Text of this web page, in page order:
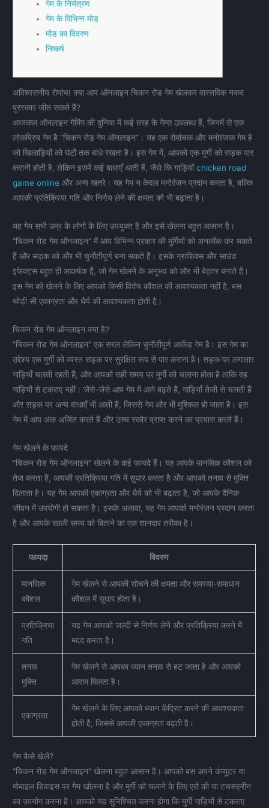
गेम के नियंत्रण
गेम के विभिन्न मोड
मोड का विवरण
निष्कर्ष
अविश्वसनीय रोमांच! क्या आप ऑनलाइन चिकन रोड गेम खेलकर वास्तविक नकद
पुरस्कार जीत सकते हैं?
आजकल ऑनलाइन गेमिंग की दुनिया में कई तरह के गेम्स उपलब्ध हैं, जिनमें से एक
लोकप्रिय गेम है “चिकन रोड गेम ऑनलाइन”। यह एक रोमांचक और मनोरंजक गेम है
जो खिलाड़ियों को घंटों तक बांधे रखता है। इस गेम में, आपको एक मुर्गी को सड़क पार
करानी होती है, लेकिन इसमें कई बाधाएँ आती हैं, जैसे कि गाड़ियाँchicken road
game online और अन्य खतरे। यह गेम न केवल मनोरंजन प्रदान करता है, बल्कि
आपकी प्रतिक्रिया गति और निर्णय लेने की क्षमता को भी बढ़ाता है।
यह गेम सभी उम्र के लोगों के लिए उपयुक्त है और इसे खेलना बहुत आसान है।
“चिकन रोड गेम ऑनलाइन” में आप विभिन्न प्रकार की मुर्गियों को अनलॉक कर सकते
हैं और सड़क को और भी चुनौतीपूर्ण बना सकते हैं। इसके ग्राफिक्स और साउंड
इफेक्ट्स बहुत ही आकर्षक हैं, जो गेम खेलने के अनुभव को और भी बेहतर बनाते हैं।
इस गेम को खेलने के लिए आपको किसी विशेष कौशल की आवश्यकता नहीं है, बस
थोड़ी सी एकाग्रता और धैर्य की आवश्यकता होती है।
चिकन रोड गेम ऑनलाइन क्या है?
“चिकन रोड गेम ऑनलाइन” एक सरल लेकिन चुनौतीपूर्ण आर्केड गेम है। इस गेम का
उद्देश्य एक मुर्गी को व्यस्त सड़क पर सुरक्षित रूप से पार कराना है। सड़क पर लगातार
गाड़ियाँ चलती रहती हैं, और आपको सही समय पर मुर्गी को चलाना होता है ताकि वह
गाड़ियों से टकराए नहीं। जैसे-जैसे आप गेम में आगे बढ़ते हैं, गाड़ियाँ तेजी से चलती हैं
और सड़क पर अन्य बाधाएँ भी आती हैं, जिससे गेम और भी मुश्किल हो जाता है। इस
गेम में आप अंक अर्जित करते हैं और उच्च स्कोर प्राप्त करने का प्रयास करते हैं।
गेम खेलने के फायदे
“चिकन रोड गेम ऑनलाइन” खेलने के कई फायदे हैं। यह आपके मानसिक कौशल को
तेज करता है, आपकी प्रतिक्रिया गति में सुधार करता है और आपको तनाव से मुक्ति
दिलाता है। यह गेम आपकी एकाग्रता और धैर्य को भी बढ़ाता है, जो आपके दैनिक
जीवन में उपयोगी हो सकता है। इसके अलावा, यह गेम आपको मनोरंजन प्रदान करता
है और आपके खाली समय को बिताने का एक शानदार तरीका है।
फायदा विवरण
मानसिक
कौशल
गेम खेलने से आपकी सोचने की क्षमता और समस्या-समाधान
कौशल में सुधार होता है।
प्रतिक्रिया
गति
यह गेम आपको जल्दी से निर्णय लेने और प्रतिक्रिया करने में
मदद करता है।
तनाव
मुक्ति
गेम खेलने से आपका ध्यान तनाव से हट जाता है और आपको
आराम मिलता है।
एकाग्रता
गेम खेलने के लिए आपको ध्यान केंद्रित करने की आवश्यकता
होती है, जिससे आपकी एकाग्रता बढ़ती है।
गेम कैसे खेलें?
“चिकन रोड गेम ऑनलाइन” खेलना बहुत आसान है। आपको बस अपने कंप्यूटर या
मोबाइल डिवाइस पर गेम खोलना है और मुर्गी को चलाने के लिए एरो की या टचस्क्रीन
का उपयोग करना है। आपको यह सुनिश्चित करना होगा कि मुर्गी गाड़ियों से टकराए